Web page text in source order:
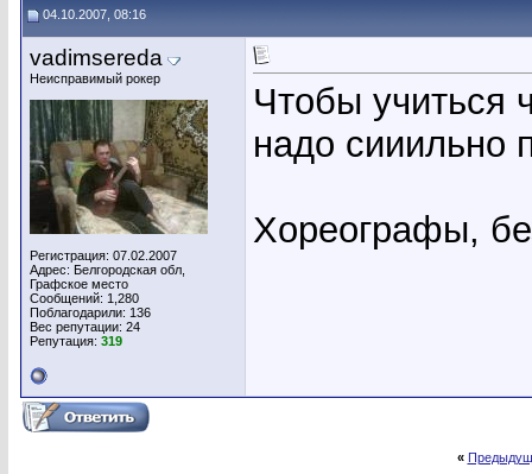
04.10.2007, 08:16
vadimsereda
Неисправимый рокер
Регистрация: 07.02.2007
Адрес: Белгородская обл,
Графское место
Сообщений: 1,280
Поблагодарили: 136
Вес репутации: 24
Репутация: 319
Чтобы учиться
надо сииильно
Хореографы,
«